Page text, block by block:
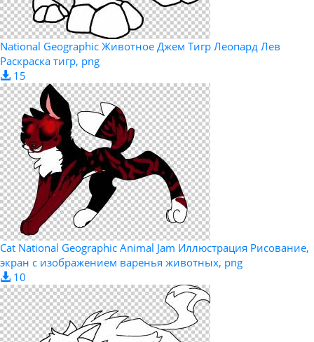
National Geographic Животное Джем Тигр Леопард Лев
Раскраска тигр, png
15
Cat National Geographic Animal Jam Иллюстрация Рисование,
экран с изображением варенья животных, png
10